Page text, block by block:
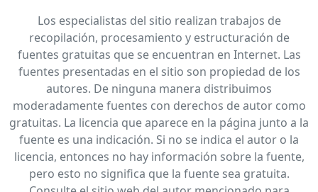
Los especialistas del sitio realizan trabajos de
recopilación, procesamiento y estructuración de
fuentes gratuitas que se encuentran en Internet. Las
fuentes presentadas en el sitio son propiedad de los
autores. De ninguna manera distribuimos
moderadamente fuentes con derechos de autor como
gratuitas. La licencia que aparece en la página junto a la
fuente es una indicación. Si no se indica el autor o la
licencia, entonces no hay información sobre la fuente,
pero esto no significa que la fuente sea gratuita.